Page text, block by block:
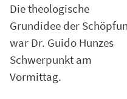
Die theologische
Grundidee der
war Dr. Guido Hunzes
Schwerpunkt am
Vormittag.